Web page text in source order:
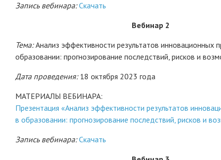
Запись вебинара: Скачать
Вебинар 2
Тема:Анализ эффективности результатов инновационных
образовании: прогнозирование последствий, рисков и
Дата проведения:18 октября 2023 года
МАТЕРИАЛЫ ВЕБИНАРА:
Презентация «Анализ эффективности результатов
в образовании: прогнозирование последствий, рисков и
Запись вебинара: Скачать